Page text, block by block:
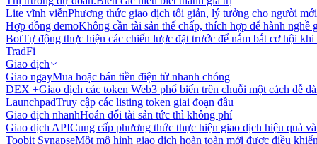
Lite vĩnh viễnPhương thức giao dịch tối giản, lý tưởng cho người
Hợp đồng demoKhông cần tài sản thế chấp, thích hợp để hành nghề
BotTự động thực hiện các chiến lược đặt trước để nắm bắt cơ hội
TradFi
Giao dịch
Giao ngayMua hoặc bán tiền điện tử nhanh chóng
DEX +Giao dịch các token Web3 phổ biến trên chuỗi một cách dễ
LaunchpadTruy cập các listing token giai đoạn đầu
Giao dịch nhanhHoán đổi tài sản tức thì không phí
Giao dịch APICung cấp phương thức thực hiện giao dịch hiệu quả
Toobit SynapseMột mô hình giao dịch hoàn toàn mới được điều